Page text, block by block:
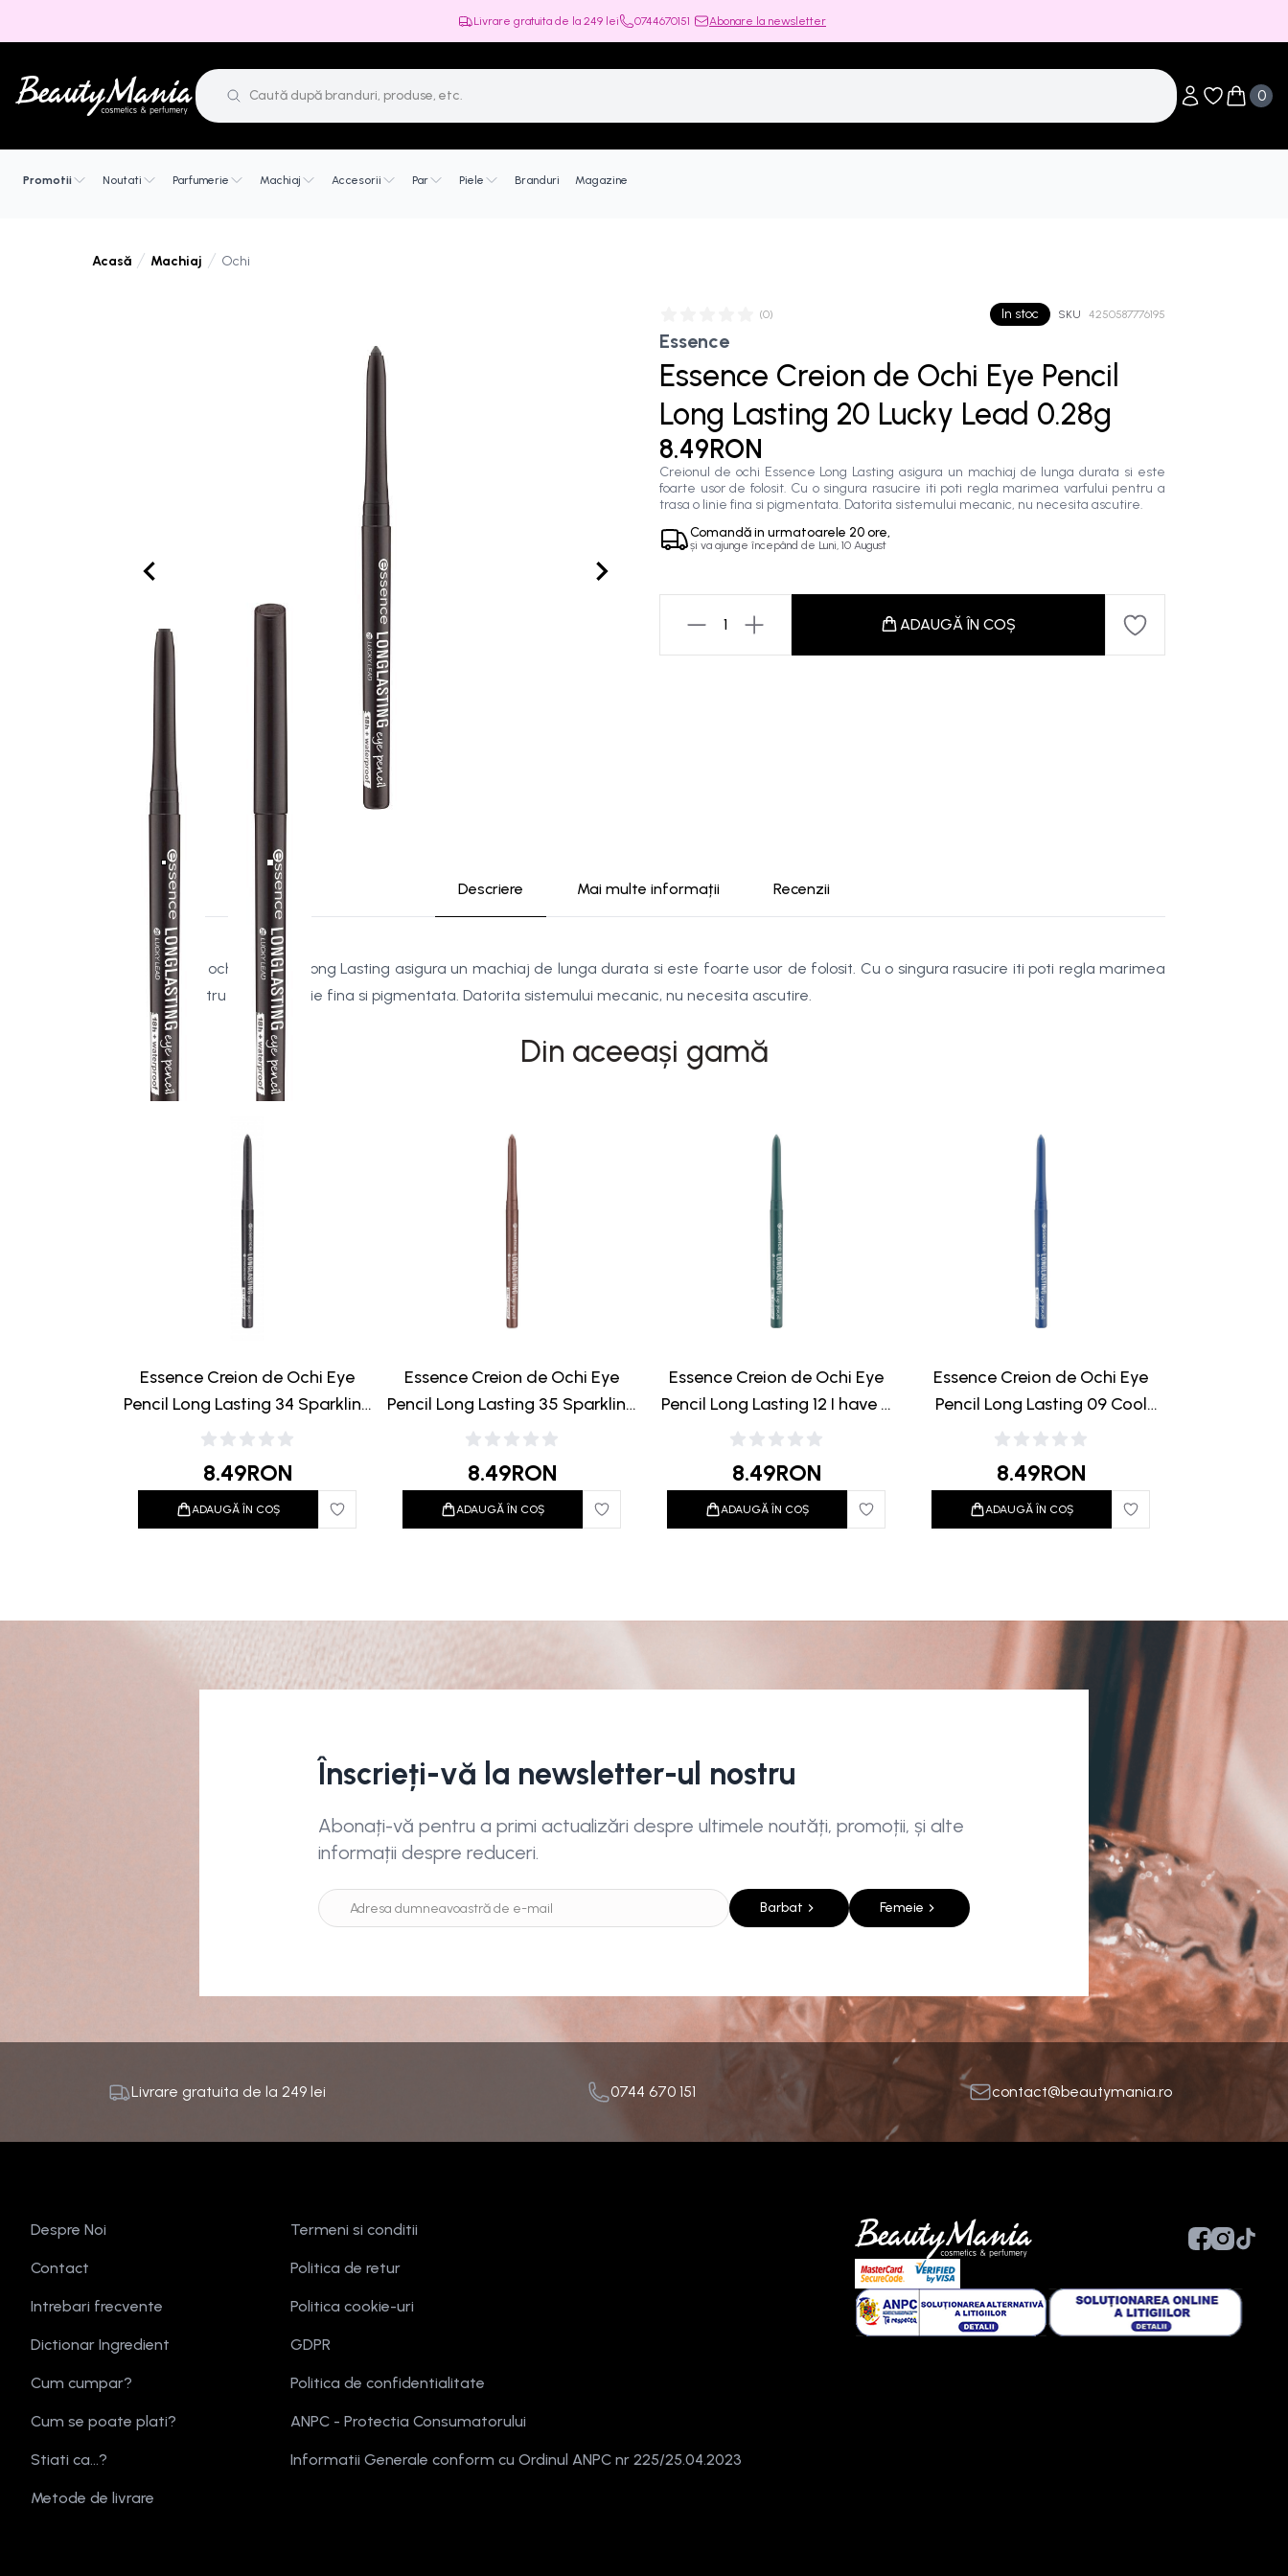
Livrare gratuita de la 249 lei 0744670151 Abonare la newsletter
Obiecte în
0
Obiecte
Promotii Noutati Parfumerie Machiaj Accesorii Par Piele Branduri Magazine
Acasă Machiaj Ochi
(0) In stoc SKU 4250587776195
Essence
Essence Creion de Ochi Eye Pencil
Long Lasting 20 Lucky Lead 0.28g
8.49RON
Creionul de ochi Essence Long Lasting asigura un machiaj de lunga durata si este
foarte usor de folosit. Cu o singura rasucire iti poti regla marimea varfului pentru a
trasa o linie fina si pigmentata. Datorita sistemului mecanic, nu necesita ascutire.
Comandă in urmatoarele 20 ore,
și va ajunge începând de Luni, 10 August
1 ADAUGĂ ÎN COȘ
Descriere Mai multe informații Recenzii
Creionul de ochi Essence Long Lasting asigura un machiaj de lunga durata si este foarte usor de folosit. Cu o singura rasucire iti poti regla marimea
varfului pentru a trasa o linie fina si pigmentata. Datorita sistemului mecanic, nu necesita ascutire.
Din aceeași gamă
Essence Creion de Ochi Eye
Pencil Long Lasting 34 Sparkling
Black 0.28g
8.49RON
ADAUGĂ ÎN COȘ
Essence Creion de Ochi Eye
Pencil Long Lasting 35 Sparkling
Brown 0.28g
8.49RON
ADAUGĂ ÎN COȘ
Essence Creion de Ochi Eye
Pencil Long Lasting 12 I have A
Green 0.28g
8.49RON
ADAUGĂ ÎN COȘ
Essence Creion de Ochi Eye
Pencil Long Lasting 09 Cool
Down 0.28g
8.49RON
ADAUGĂ ÎN COȘ
Înscrieți-vă la newsletter-ul nostru
Abonați-vă pentru a primi actualizări despre ultimele noutăți, promoții, și alte
informații despre reduceri.
Barbat Femeie
Livrare gratuita de la249 lei 0744 670 151 contact@beautymania.ro
Despre Noi
Contact
Intrebari frecvente
Dictionar Ingredient
Cum cumpar?
Cum se poate plati?
Stiati ca...?
Metode de livrare
Termeni si conditii
Politica de retur
Politica cookie-uri
GDPR
Politica de confidentialitate
ANPC - Protectia Consumatorului
Informatii Generale conform cu Ordinul ANPC nr 225/25.04.2023